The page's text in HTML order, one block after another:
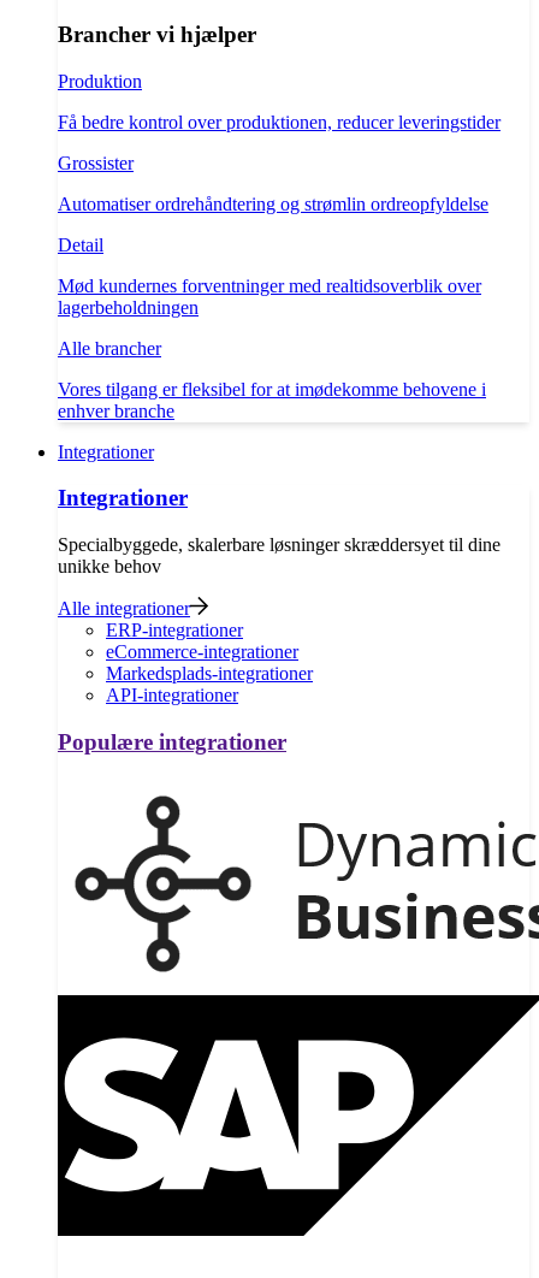
Brancher vi hjælper
Produktion
Få bedre kontrol over produktionen, reducer leveringstider
Grossister
Automatiser ordrehåndtering og strømlin ordreopfyldelse
Detail
Mød kundernes forventninger med realtidsoverblik over
lagerbeholdningen
Alle brancher
Vores tilgang er fleksibel for at imødekomme behovene i
enhver branche
Integrationer
Integrationer
Specialbyggede, skalerbare løsninger skræddersyet til dine
unikke behov
Alle integrationer
ERP-integrationer
eCommerce-integrationer
Markedsplads-integrationer
API-integrationer
Populære integrationer